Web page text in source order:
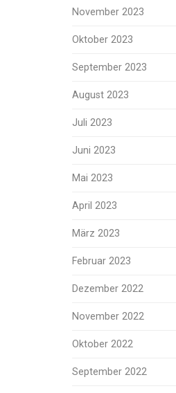
November 2023
Oktober 2023
September 2023
August 2023
Juli 2023
Juni 2023
Mai 2023
April 2023
März 2023
Februar 2023
Dezember 2022
November 2022
Oktober 2022
September 2022